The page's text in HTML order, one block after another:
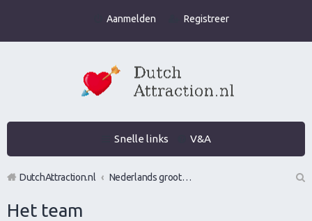
Aanmelden Registreer
Snelle links V&A
DutchAttraction.nl
Nederlands grootste Dutch Attraction, Lifestyle, Vrouwen versieren en Pick-Up (PUA) Forum
Het team